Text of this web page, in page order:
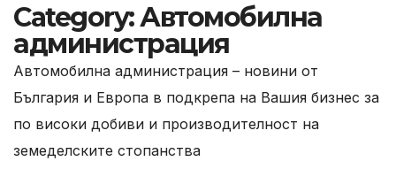
Category:Автомобилна
администрация
Автомобилна администрация – новини от
България и Европа в подкрепа на Вашия бизнес за
по високи добиви и производителност на
земеделските стопанства